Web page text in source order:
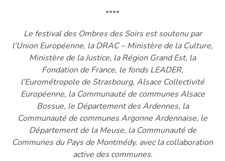
****
Le festival des Ombres des Soirs est soutenu par
l’Union Européenne, la DRAC – Ministère de la Culture,
Ministère de la Justice, la Région Grand Est, la
Fondation de France, le fonds LEADER,
l’Eurométropole de Strasbourg, Alsace Collectivité
Européenne, la Communauté de communes Alsace
Bossue, le Département des Ardennes, la
Communauté de communes Argonne Ardennaise, le
Département de la Meuse, la Communauté de
Communes du Pays de Montmédy, avec la collaboration
active des communes.